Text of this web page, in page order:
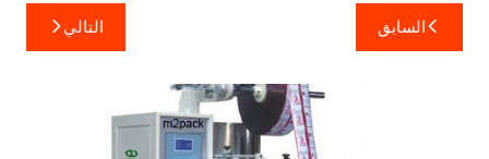
تصفّح
المقالات
السابق التالي